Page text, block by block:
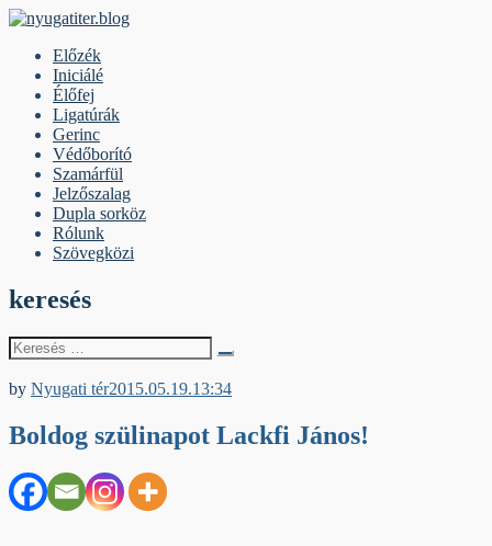
Skip
contentElőzék
Iniciálé
Élőfej
Ligatúrák
Gerinc
Védőborító
Szamárfül
Jelzőszalag
Dupla sorköz
Rólunk
Szövegközi
keresés
Keresés
erre:
by Nyugati tér2015.05.19.13:34
Boldog szülinapot Lackfi János!